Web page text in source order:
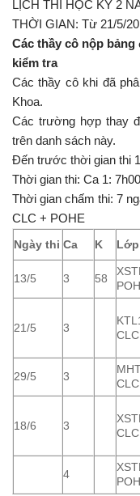
LỊCH THI HỌC KỲ 2
THỜI GIAN: Từ 21/5/
Các thầy cô nộp
kiểm tra
Các thầy cô khi đã
Khoa.
Các trường hợp thay
trên danh sách này.
Đến trước thời gian thi
Thời gian thi: Ca 1:
Thời gian chấm thi: 7
CLC + POHE
Ngày thi Ca K Lớp
13/5 3 58
21/5 3
CLC
29/5 3
CLC
18/6 3
CLC
4